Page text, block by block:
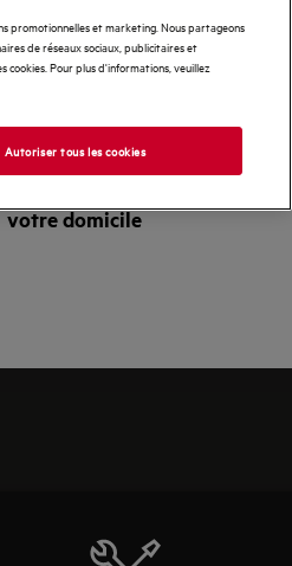
votre domicile
promotionnelles et marketing. Nous partageons
de réseaux sociaux, publicitaires et
cookies. Pour plus d'informations, veuillez
Autoriser tous les cookies